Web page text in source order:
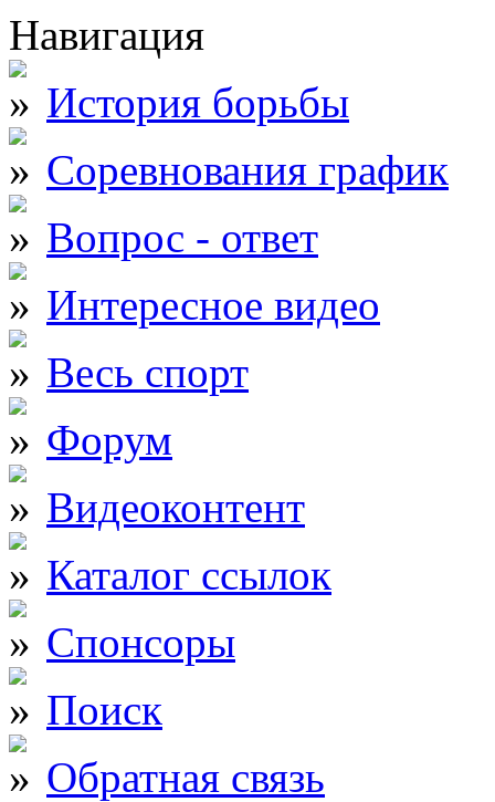
Навигация
История борьбы
Соревнования график
Вопрос - ответ
Интересное видео
Весь спорт
Форум
Видеоконтент
Каталог ссылок
Спонсоры
Поиск
Обратная связь